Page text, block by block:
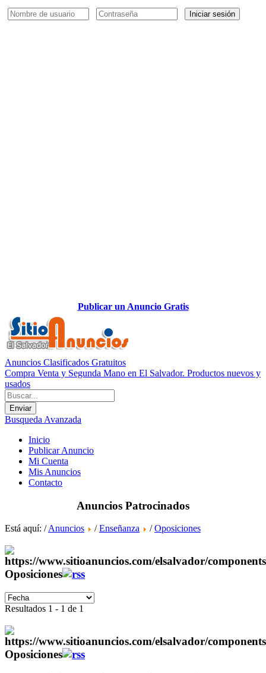
Iniciar sesión
Publicar un Anuncio Gratis
Anuncios Clasificados Gratuitos
Compra Venta y Segunda Mano en El Salvador. Productos nuevos y
usados
Busqueda Avanzada
Inicio
Publicar Anuncio
Mi Cuenta
Mis Anuncios
Contacto
Anuncios Patrocinados
Está aquí: /Anuncios /Enseñanza /Oposiciones
Oposiciones
Resultados 1 - 1 de 1
Oposiciones